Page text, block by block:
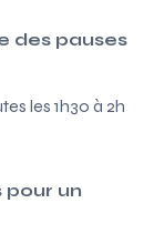
des pauses
les 1h30 à 2h
pour un